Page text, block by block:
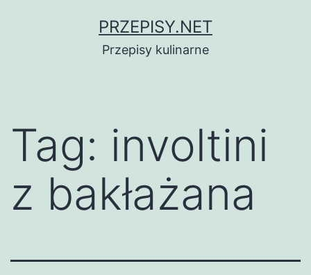
PRZEPISY.NET
Przepisy kulinarne
Tag: involtini
z bakłażana